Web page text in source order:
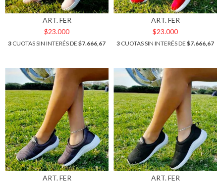
ART. FER
$23.000
3 CUOTAS SIN INTERÉS DE $7.666,67
ART. FER
$23.000
3 CUOTAS SIN INTERÉS DE $7.666,67
ART. FER
ART. FER